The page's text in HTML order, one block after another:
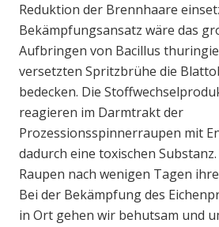
Reduktion der Brennhaare
Bekämpfungsansatz wäre das
Aufbringen von Bacillus
versetzten Spritzbrühe die
bedecken. Die
reagieren im Darmtrakt der
Prozessionsspinnerraupen mit
dadurch eine toxischen
Raupen nach wenigen Tagen
Bei der Bekämpfung des
in Ort gehen wir behutsam und